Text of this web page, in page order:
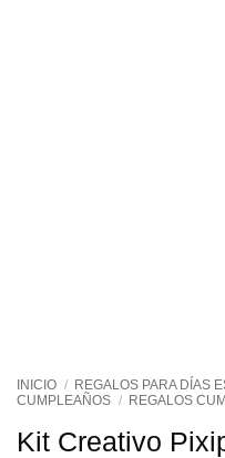
INICIO / REGALOS PARA DÍAS
CUMPLEAÑOS / REGALOS
Kit Creativo